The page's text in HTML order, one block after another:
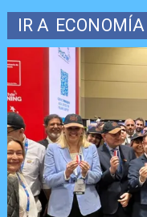
IR A ECONOMÍA